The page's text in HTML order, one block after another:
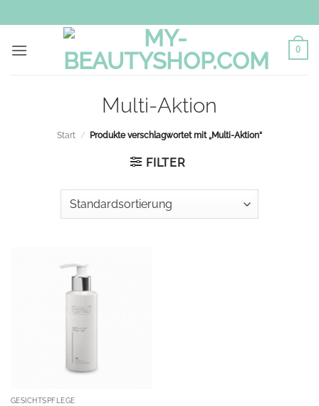
Inhalt
springen
0
Multi-Aktion
Start / Produkte verschlagwortet mit „Multi-Aktion“
FILTER
GESICHTSPFLEGE